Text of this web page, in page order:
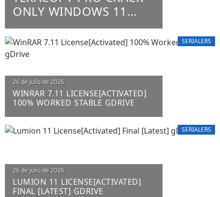
ONLY WINDOWS 11
X86-X64 100% WORKED
UNLIMITED
SERIALERS
26 de julio de 2026
WINRAR 7.11 LICENSE[ACTIVATED]
100% WORKED STABLE GDRIVE
SERIALERS
26 de julio de 2026
LUMION 11 LICENSE[ACTIVATED]
FINAL [LATEST] GDRIVE